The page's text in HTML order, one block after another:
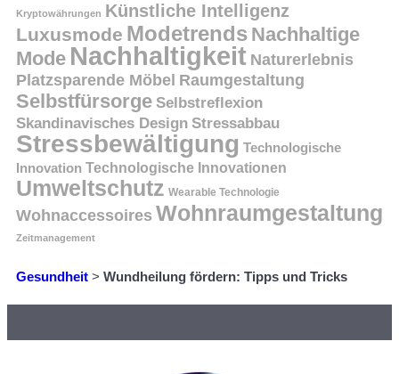
Kryptowährungen Künstliche Intelligenz
Luxusmode Modetrends Nachhaltige
Mode Nachhaltigkeit Naturerlebnis
Platzsparende Möbel Raumgestaltung
Selbstfürsorge Selbstreflexion
Skandinavisches Design Stressabbau
Stressbewältigung Technologische
Innovation Technologische Innovationen
Umweltschutz Wearable Technologie
Wohnaccessoires Wohnraumgestaltung
Zeitmanagement
Gesundheit > Wundheilung fördern: Tipps und Tricks